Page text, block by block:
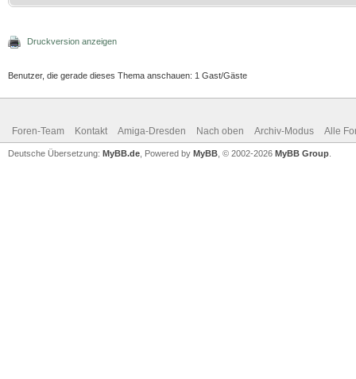
Druckversion anzeigen
Benutzer, die gerade dieses Thema anschauen: 1 Gast/Gäste
Foren-Team Kontakt Amiga-Dresden Nach oben Archiv-Modus Alle
Deutsche Übersetzung: MyBB.de, Powered by MyBB, © 2002-2026 MyBB Group.